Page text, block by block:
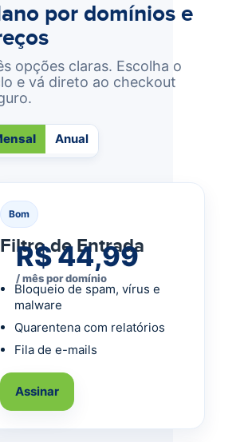
por domínios e
opções claras. Escolha o
e vá direto ao checkout
Anual
Bom
Filtro de Entrada
R$ 44,99
/ mês por domínio
Bloqueio de spam, vírus e
malware
Quarentena com relatórios
Fila de e-mails
Assinar